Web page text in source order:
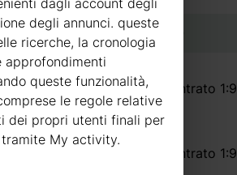
PER IL TRATTAMENTO LEGNO
Trattamento legno concentrato 1:9
(5 litri) interno
Trattamento legno concentrato 1:9
degli annunci. queste
ricerche, la cronologia
queste funzionalità,
le regole relative
dei propri utenti finali per
My activity.